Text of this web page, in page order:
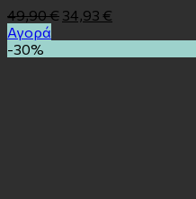
49,90€ 34,93 €
Αγορά
-30%